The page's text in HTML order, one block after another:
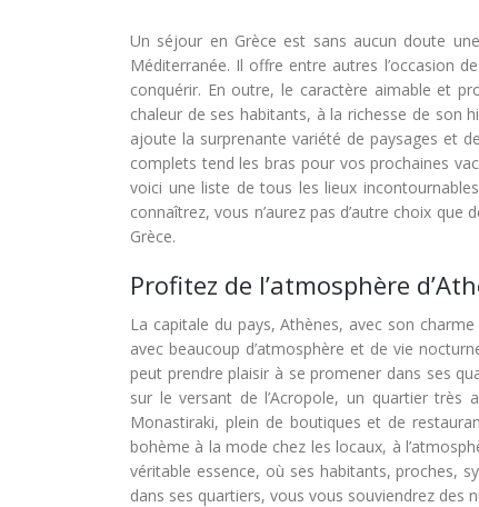
Un séjour en Grèce est sans aucun doute
Méditerranée. Il offre entre autres l’occasion
conquérir. En outre, le caractère aimable et
chaleur de ses habitants, à la richesse de son
ajoute la surprenante variété de paysages et
complets tend les bras pour vos prochaines
voici une liste de tous les lieux
connaîtrez, vous n’aurez pas d’autre choix
Grèce.
Profitez de l’atmosphère
La capitale du pays, Athènes, avec son
avec beaucoup d’atmosphère et de vie
peut prendre plaisir à se promener dans ses
sur le versant de l’Acropole, un quartier très
Monastiraki, plein de boutiques et de
bohème à la mode chez les locaux, à
véritable essence, où ses habitants, proches,
dans ses quartiers, vous vous souviendrez des